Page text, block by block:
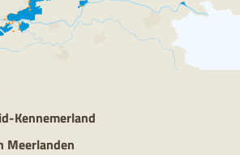
Kennemerland
Meerlanden